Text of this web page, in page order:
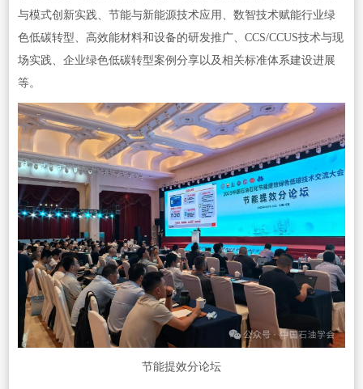
与模式创新实践、节能与新能源技术应用、数智技术赋能行业绿
色低碳转型、高效能材料和设备的研发推广、CCS/CCUS技术与现
场实践、企业绿色低碳转型案例分享以及相关标准体系建设进展
等。
节能提效分论坛